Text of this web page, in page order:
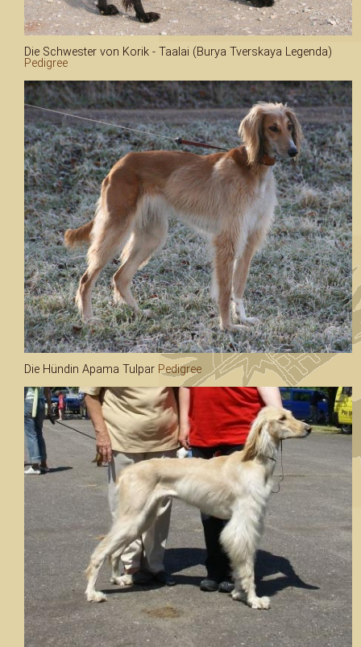
Die Schwester von Korik - Taalai (Burya Tverskaya Legenda)
Pedigree
Die Hündin Apama Tulpar Pedigree